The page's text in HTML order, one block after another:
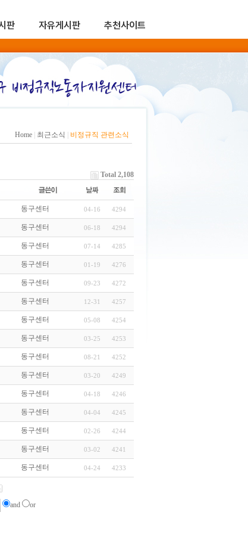
판 자유게시판 추천사이트
Home 최근소식 비정규직 관련소식
Total 2,108
동구센터 04-16 4294
동구센터 06-18 4294
동구센터 07-14 4285
동구센터 01-19 4276
동구센터 09-23 4272
동구센터 12-31 4257
동구센터 05-08 4254
동구센터 03-25 4253
동구센터 08-21 4252
동구센터 03-20 4249
동구센터 04-18 4246
동구센터 04-04 4245
동구센터 02-26 4244
동구센터 03-02 4241
동구센터 04-24 4233
and or